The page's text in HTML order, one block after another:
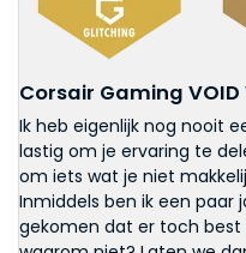
Corsair Gaming
Ik heb eigenlijk nog nooit
lastig om je ervaring te
om iets wat je niet
Inmiddels ben ik een paar
gekomen dat er toch best